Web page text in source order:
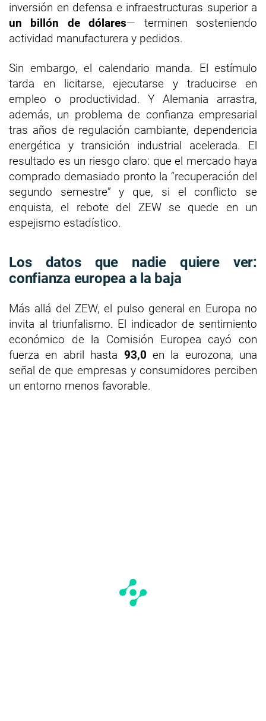
inversión en defensa e infraestructuras superior a
un billón de dólares— terminen sosteniendo
actividad manufacturera y pedidos.
Sin embargo, el calendario manda. El estímulo
tarda en licitarse, ejecutarse y traducirse en
empleo o productividad. Y Alemania arrastra,
además, un problema de confianza empresarial
tras años de regulación cambiante, dependencia
energética y transición industrial acelerada. El
resultado es un riesgo claro: que el mercado haya
comprado demasiado pronto la “recuperación del
segundo semestre” y que, si el conflicto se
enquista, el rebote del ZEW se quede en un
espejismo estadístico.
Los datos que nadie quiere ver:
confianza europea a la baja
Más allá del ZEW, el pulso general en Europa no
invita al triunfalismo. El indicador de sentimiento
económico de la Comisión Europea cayó con
fuerza en abril hasta 93,0 en la eurozona, una
señal de que empresas y consumidores perciben
un entorno menos favorable.